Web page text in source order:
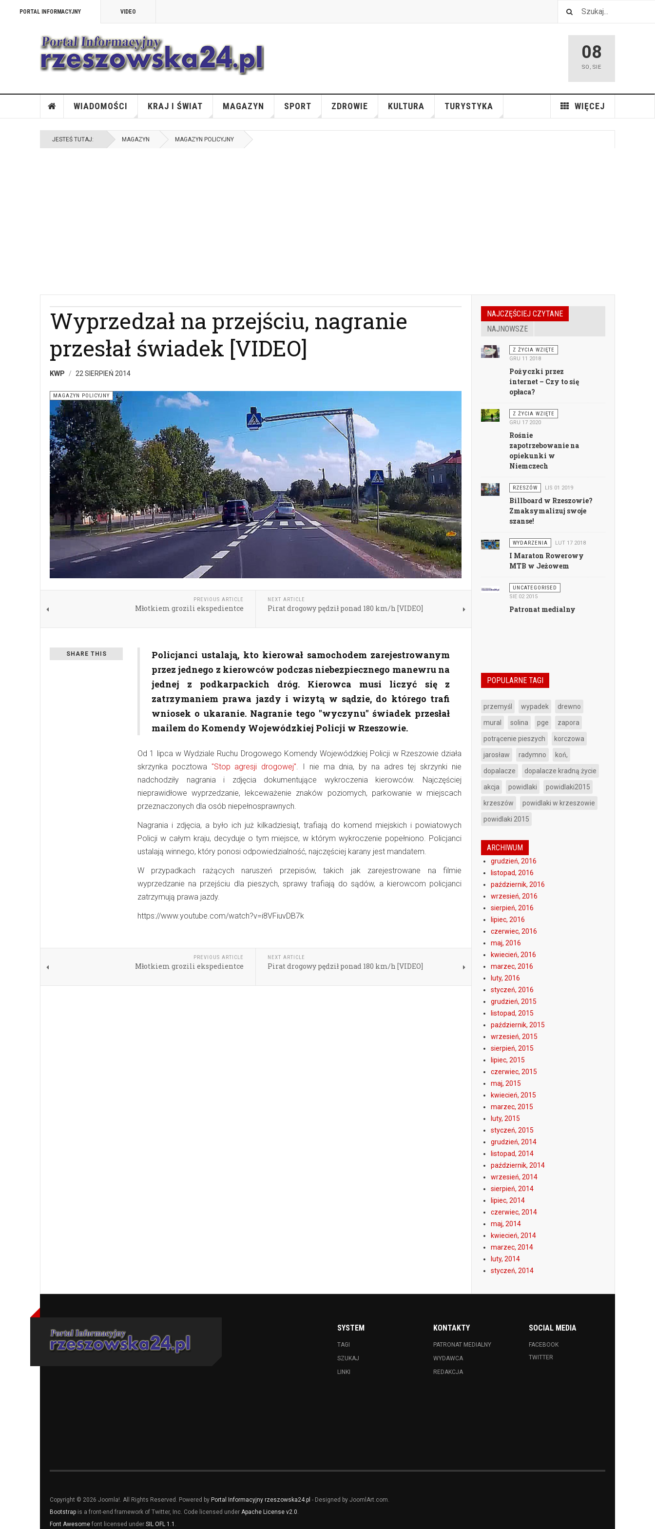
PORTAL INFORMACYJNY VIDEO
08
SO , SIE
WIADOMOŚCI KRAJ I ŚWIAT MAGAZYN SPORT ZDROWIE KULTURA TURYSTYKA WIĘCEJ
JESTEŚ TUTAJ: MAGAZYN MAGAZYN POLICYJNY
Wyprzedzał na przejściu, nagranie
przesłał świadek [VIDEO]
KWP 22 SIERPIEŃ 2014
MAGAZYN POLICYJNY
PREVIOUS ARTICLE
Młotkiem grozili ekspedientce
NEXT ARTICLE
Pirat drogowy pędził ponad 180 km/h [VIDEO]
SHARE THIS
Policjanci ustalają, kto kierował samochodem zarejestrowanym
przez jednego z kierowców podczas niebezpiecznego manewru na
jednej z podkarpackich dróg. Kierowca musi liczyć się z
zatrzymaniem prawa jazdy i wizytą w sądzie, do którego trafi
wniosek o ukaranie. Nagranie tego "wyczynu" świadek przesłał
mailem do Komendy Wojewódzkiej Policji w Rzeszowie.
Od 1 lipca w Wydziale Ruchu Drogowego Komendy Wojewódzkiej Policji w Rzeszowie działa
skrzynka pocztowa "Stop agresji drogowej". I nie ma dnia, by na adres tej skrzynki nie
nadchodziły nagrania i zdjęcia dokumentujące wykroczenia kierowców. Najczęściej
nieprawidłowe wyprzedzanie, lekceważenie znaków poziomych, parkowanie w miejscach
przeznaczonych dla osób niepełnosprawnych.
Nagrania i zdjęcia, a było ich już kilkadziesiąt, trafiają do komend miejskich i powiatowych
Policji w całym kraju, decyduje o tym miejsce, w którym wykroczenie popełniono. Policjanci
ustalają winnego, który ponosi odpowiedzialność, najczęściej karany jest mandatem.
W przypadkach rażących naruszeń przepisów, takich jak zarejestrowane na filmie
wyprzedzanie na przejściu dla pieszych, sprawy trafiają do sądów, a kierowcom policjanci
zatrzymują prawa jazdy.
https://www.youtube.com/watch?v=i8VFiuvDB7k
PREVIOUS ARTICLE
Młotkiem grozili ekspedientce
NEXT ARTICLE
Pirat drogowy pędził ponad 180 km/h [VIDEO]
NAJCZĘŚCIEJ CZYTANE
NAJNOWSZE
Z ŻYCIA WZIĘTE
GRU 11 2018
Pożyczki przez
internet – Czy to się
opłaca?
Z ŻYCIA WZIĘTE
GRU 17 2020
Rośnie
zapotrzebowanie na
opiekunki w
Niemczech
RZESZÓW LIS 01 2019
Billboard w Rzeszowie?
Zmaksymalizuj swoje
szanse!
WYDARZENIA LUT 17 2018
I Maraton Rowerowy
MTB w Jeżowem
UNCATEGORISED
SIE 02 2015
Patronat medialny
POPULARNE TAGI
przemyśl wypadek drewno
mural solina pge zapora
potrącenie pieszych korczowa
jarosław radymno koń,
dopalacze dopalacze kradną życie
akcja powidlaki powidlaki2015
krzeszów powidlaki w krzeszowie
powidlaki 2015
ARCHIWUM
grudzień, 2016
listopad, 2016
październik, 2016
wrzesień, 2016
sierpień, 2016
lipiec, 2016
czerwiec, 2016
maj, 2016
kwiecień, 2016
marzec, 2016
luty, 2016
styczeń, 2016
grudzień, 2015
listopad, 2015
październik, 2015
wrzesień, 2015
sierpień, 2015
lipiec, 2015
czerwiec, 2015
maj, 2015
kwiecień, 2015
marzec, 2015
luty, 2015
styczeń, 2015
grudzień, 2014
listopad, 2014
październik, 2014
wrzesień, 2014
sierpień, 2014
lipiec, 2014
czerwiec, 2014
maj, 2014
kwiecień, 2014
marzec, 2014
luty, 2014
styczeń, 2014
SYSTEM
TAGI
SZUKAJ
LINKI
KONTAKTY
PATRONAT MEDIALNY
WYDAWCA
REDAKCJA
SOCIAL MEDIA
FACEBOOK
TWITTER
Copyright © 2026 Joomla!. All Rights Reserved. Powered by Portal Informacyjny rzeszowska24.pl - Designed by JoomlArt.com.
Bootstrap is a front-end framework of Twitter, Inc. Code licensed under Apache License v2.0.
Font Awesome font licensed under SIL OFL 1.1 .